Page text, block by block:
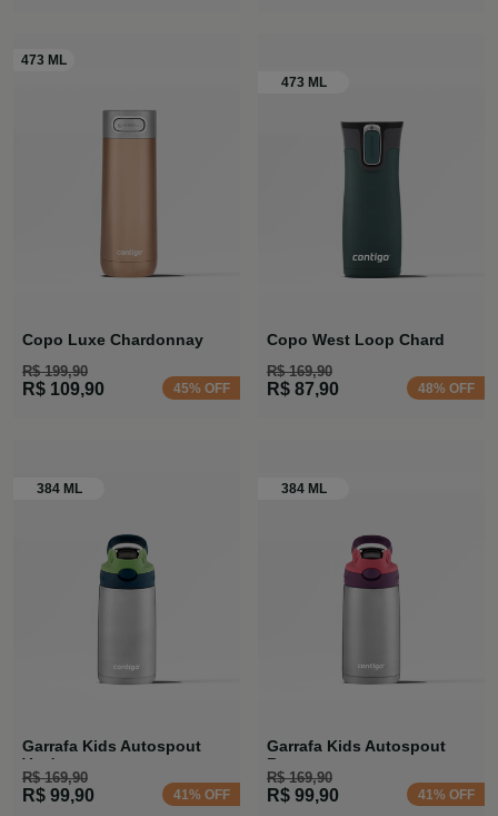
Copo Luxe Chardonnay
R$ 199,90
R$ 109,90 45% OFF
Copo West Loop Chard
R$ 169,90
R$ 87,90 48% OFF
Garrafa Kids Autospout
Verde
R$ 169,90
R$ 99,90 41% OFF
Garrafa Kids Autospout
Rosa
R$ 169,90
R$ 99,90 41% OFF